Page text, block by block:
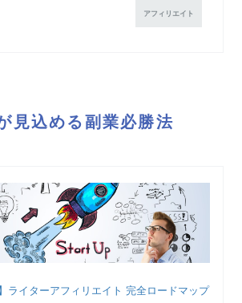
アフィリエイト
見込める副業必勝法
ライターアフィリエイト 完全ロードマップ